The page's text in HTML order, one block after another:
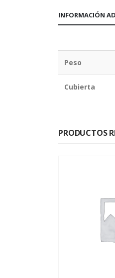
INFORMACIÓN
Peso
Cubierta
PRODUCTOS